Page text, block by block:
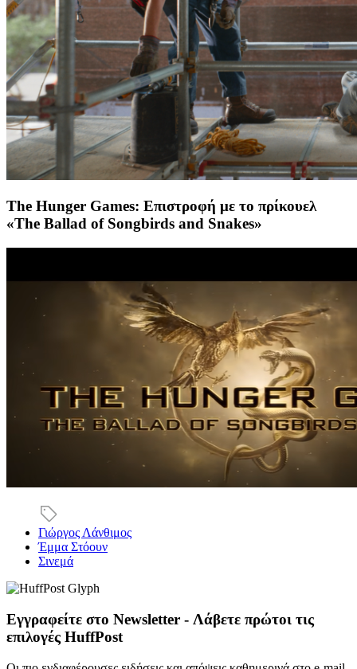
The Hunger Games: Επιστροφή με το πρίκουελ
«The Ballad of Songbirds and Snakes»
Γιώργος Λάνθιμος
Έμμα Στόουν
Σινεμά
Εγγραφείτε στο Newsletter - Λάβετε πρώτοι τις
επιλογές HuffPost